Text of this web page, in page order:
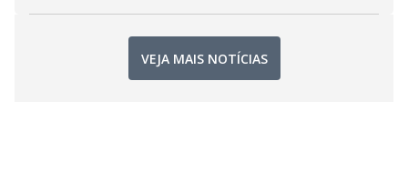
VEJA MAIS NOTÍCIAS